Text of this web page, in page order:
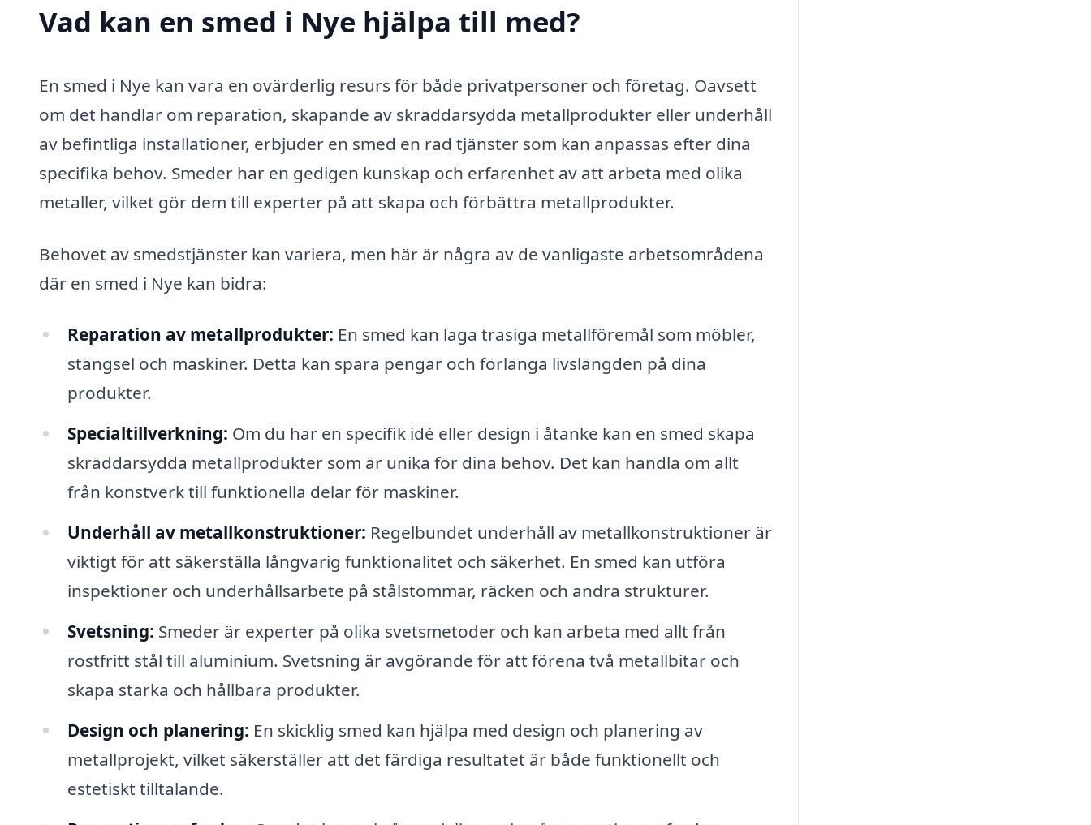
Vad kan en smed i Nye hjälpa till med?
En smed i Nye kan vara en ovärderlig resurs för både privatpersoner och företag. Oavsett
om det handlar om reparation, skapande av skräddarsydda metallprodukter eller underhåll
av befintliga installationer, erbjuder en smed en rad tjänster som kan anpassas efter dina
specifika behov. Smeder har en gedigen kunskap och erfarenhet av att arbeta med olika
metaller, vilket gör dem till experter på att skapa och förbättra metallprodukter.
Behovet av smedstjänster kan variera, men här är några av de vanligaste arbetsområdena
där en smed i Nye kan bidra:
Reparation av metallprodukter: En smed kan laga trasiga metallföremål som möbler,
stängsel och maskiner. Detta kan spara pengar och förlänga livslängden på dina
produkter.
Specialtillverkning: Om du har en specifik idé eller design i åtanke kan en smed skapa
skräddarsydda metallprodukter som är unika för dina behov. Det kan handla om allt
från konstverk till funktionella delar för maskiner.
Underhåll av metallkonstruktioner: Regelbundet underhåll av metallkonstruktioner är
viktigt för att säkerställa långvarig funktionalitet och säkerhet. En smed kan utföra
inspektioner och underhållsarbete på stålstommar, räcken och andra strukturer.
Svetsning: Smeder är experter på olika svetsmetoder och kan arbeta med allt från
rostfritt stål till aluminium. Svetsning är avgörande för att förena två metallbitar och
skapa starka och hållbara produkter.
Design och planering: En skicklig smed kan hjälpa med design och planering av
metallprojekt, vilket säkerställer att det färdiga resultatet är både funktionellt och
estetiskt tilltalande.